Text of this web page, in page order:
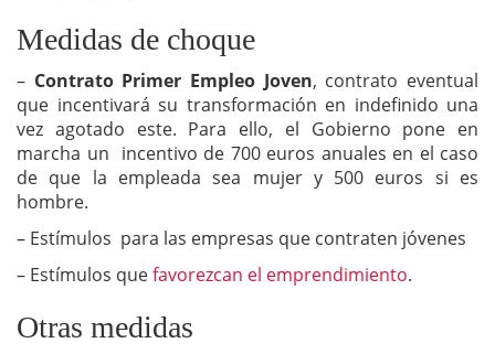
Medidas de choque
– Contrato Primer Empleo Joven, contrato eventual
que incentivará su transformación en indefinido una
vez agotado este. Para ello, el Gobierno pone en
marcha un incentivo de 700 euros anuales en el caso
de que la empleada sea mujer y 500 euros si es
hombre.
– Estímulos para las empresas que contraten jóvenes
– Estímulos quefavorezcan el emprendimiento.
Otras medidas